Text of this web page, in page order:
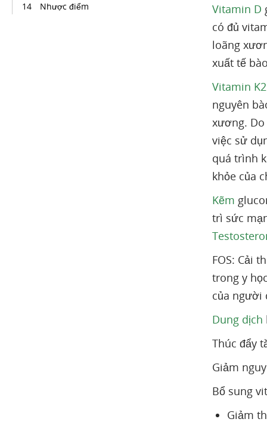
Nhược điểm
Vitamin D
có đủ
loãng
xuất tế
Vitamin K2
nguyên
xương.
việc sử
quá trình
khỏe của
Kẽm
trì sức
FOS: Cải
trong y
của người
Dung dịch
Thúc đẩy
Giảm
Bổ sung
Giảm